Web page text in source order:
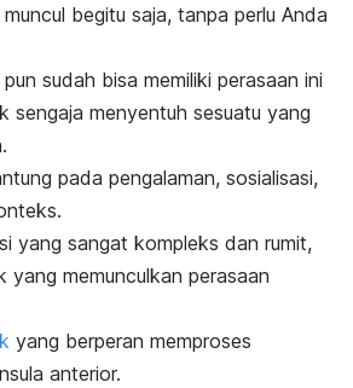
begitu saja, tanpa perlu Anda
sudah bisa memiliki perasaan ini
sengaja menyentuh sesuatu yang
pada pengalaman, sosialisasi,
yang sangat kompleks dan rumit,
memunculkan perasaan
yang berperan memproses
anterior.